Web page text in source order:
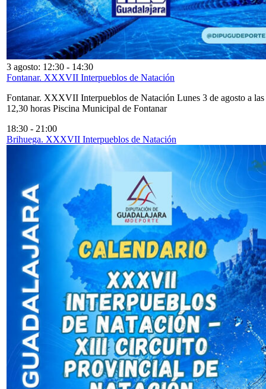
3 agosto: 12:30 - 14:30
Fontanar. XXXVII Interpueblos de Natación
Fontanar. XXXVII Interpueblos de Natación Lunes 3 de agosto a las
12,30 horas Piscina Municipal de Fontanar
18:30 - 21:00
Brihuega. XXXVII Interpueblos de Natación